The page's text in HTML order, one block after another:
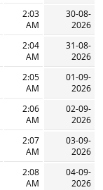
30-08-
2026
2:03
AM
31-08-
2026
2:04
AM
01-09-
2026
2:05
AM
02-09-
2026
2:06
AM
03-09-
2026
2:07
AM
04-09-
2026
2:08
AM